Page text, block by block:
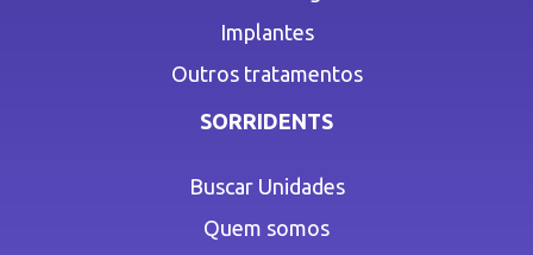
Implantes
Outros tratamentos
SORRIDENTS
Buscar Unidades
Quem somos